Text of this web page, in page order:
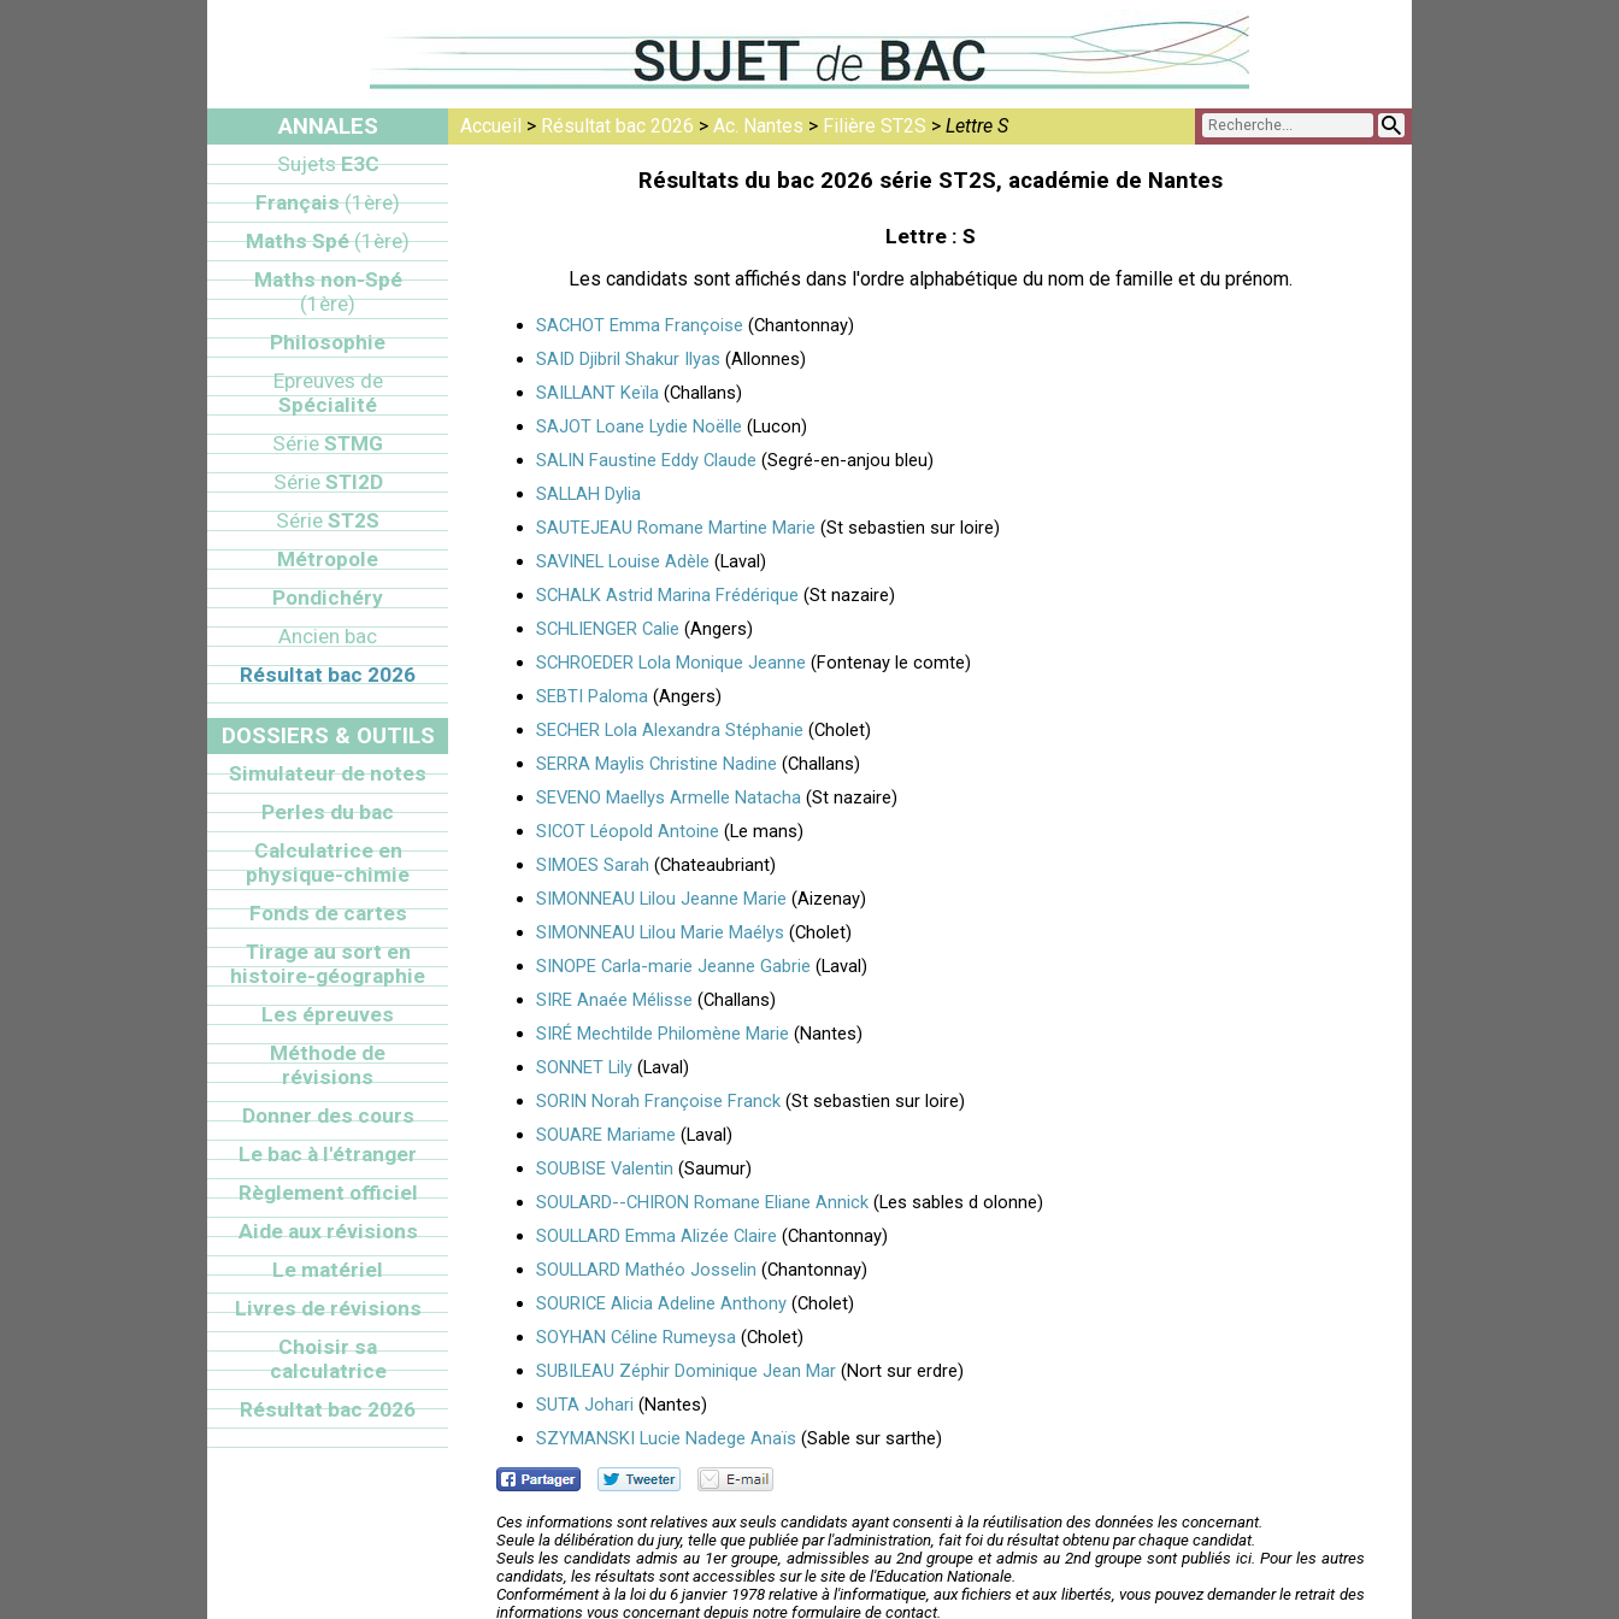
Accueil > Résultat bac 2026 > Ac. Nantes > Filière ST2S > Lettre S
Résultats du bac 2026 série ST2S, académie de Nantes
Lettre : S
Les candidats sont affichés dans l'ordre alphabétique du nom de famille et du prénom.
SACHOT Emma Françoise (Chantonnay)
SAID Djibril Shakur Ilyas (Allonnes)
SAILLANT Keïla(Challans)
SAJOT Loane Lydie Noëlle (Lucon)
SALIN Faustine Eddy Claude (Segré-en-anjou bleu)
SALLAH Dylia
SAUTEJEAU Romane Martine Marie (St sebastien sur loire)
SAVINEL Louise Adèle (Laval)
SCHALK Astrid Marina Frédérique (St nazaire)
SCHLIENGER Calie (Angers)
SCHROEDER Lola Monique Jeanne (Fontenay le comte)
SEBTI Paloma(Angers)
SECHER Lola Alexandra Stéphanie (Cholet)
SERRA Maylis Christine Nadine (Challans)
SEVENO Maellys Armelle Natacha(St nazaire)
SICOT Léopold Antoine (Le mans)
SIMOES Sarah (Chateaubriant)
SIMONNEAU Lilou Jeanne Marie (Aizenay)
SIMONNEAU Lilou Marie Maélys (Cholet)
SINOPE Carla-marie Jeanne Gabrie (Laval)
SIRE Anaée Mélisse (Challans)
SIRÉ Mechtilde Philomène Marie (Nantes)
SONNET Lily(Laval)
SORIN Norah Françoise Franck(St sebastien sur loire)
SOUARE Mariame (Laval)
SOUBISE Valentin (Saumur)
SOULARD--CHIRON Romane Eliane Annick(Les sables d olonne)
SOULLARD Emma Alizée Claire (Chantonnay)
SOULLARD Mathéo Josselin (Chantonnay)
SOURICE Alicia Adeline Anthony(Cholet)
SOYHAN Céline Rumeysa(Cholet)
SUBILEAU Zéphir Dominique Jean Mar(Nort sur erdre)
SUTA Johari (Nantes)
SZYMANSKI Lucie Nadege Anaïs (Sable sur sarthe)
Ces informations sont relatives aux seuls candidats ayant consenti à la réutilisation des données les concernant.
Seule la délibération du jury, telle que publiée par l'administration, fait foi du résultat obtenu par chaque candidat.
Seuls les candidats admis au 1er groupe, admissibles au 2nd groupe et admis au 2nd groupe sont publiés ici. Pour les autres
candidats, les résultats sont accessibles sur le site de l'Education Nationale.
Conformément à la loi du 6 janvier 1978 relative à l'informatique, aux fichiers et aux libertés, vous pouvez demander le retrait des
informations vous concernant depuis notre formulaire de contact.
ANNALES
SujetsE3C
Français(1ère)
Maths Spé(1ère)
Maths non-Spé
(1ère)
Philosophie
Epreuves de
Spécialité
Série STMG
SérieSTI2D
Série ST2S
Métropole
Pondichéry
Ancien bac
Résultat bac 2026
DOSSIERS & OUTILS
Simulateur de notes
Perles du bac
Calculatrice en
physique-chimie
Fonds de cartes
Tirage au sort en
histoire-géographie
Les épreuves
Méthode de
révisions
Donner des cours
Le bac à l'étranger
Règlement officiel
Aide aux révisions
Le matériel
Livres de révisions
Choisir sa
calculatrice
Résultat bac 2026